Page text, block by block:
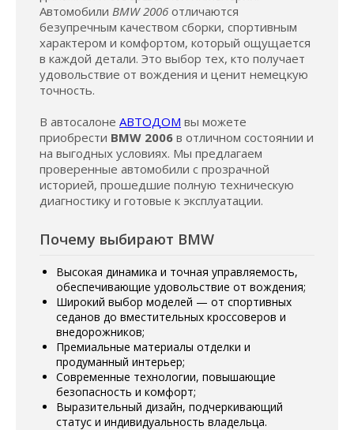
Автомобили BMW 2006 отличаются
безупречным качеством сборки, спортивным
характером и комфортом, который ощущается
в каждой детали. Это выбор тех, кто получает
удовольствие от вождения и ценит немецкую
точность.
В автосалоне АВТОДОМ вы можете
приобрести BMW 2006 в отличном состоянии и
на выгодных условиях. Мы предлагаем
проверенные автомобили с прозрачной
историей, прошедшие полную техническую
диагностику и готовые к эксплуатации.
Почему выбирают BMW
Высокая динамика и точная управляемость,
обеспечивающие удовольствие от вождения;
Широкий выбор моделей — от спортивных
седанов до вместительных кроссоверов и
внедорожников;
Премиальные материалы отделки и
продуманный интерьер;
Современные технологии, повышающие
безопасность и комфорт;
Выразительный дизайн, подчеркивающий
статус и индивидуальность владельца.